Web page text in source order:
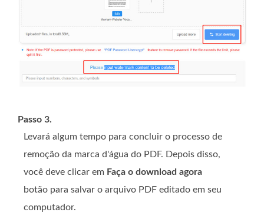
Passo 3.
Levará algum tempo para concluir o processo de
remoção da marca d'água do PDF. Depois disso,
você deve clicar em Faça o download agora
botão para salvar o arquivo PDF editado em seu
computador.